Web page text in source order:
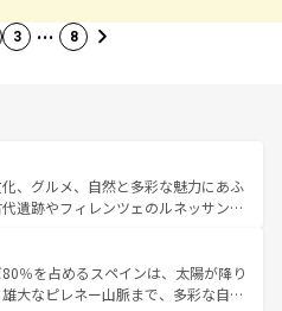
3 … 8
、グルメ、自然と多彩な魅力にあふ
遺跡やフィレンツェのルネッサンス
しい田園風景やアマルフィ海岸の絶
逃せない。観光の合間には、本場の
品のイタリア料理を堪能することも
％を占めるスペインは、太陽が降り
大なピレネー山脈まで、多彩な自然